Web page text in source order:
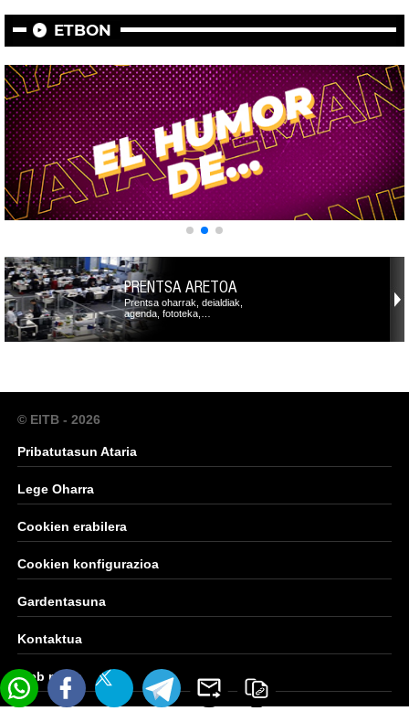
ETBON
PRENTSA ARETOA
Prentsa oharrak, deialdiak,
agenda, fototeka,…
© EITB - 2026
Pribatutasun Ataria
Lege Oharra
Cookien erabilera
Cookien konfigurazioa
Gardentasuna
Kontaktua
Web mapa